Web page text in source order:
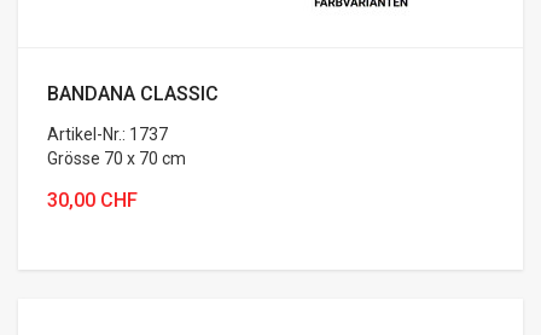
BANDANA CLASSIC
Artikel-Nr.: 1737
Grösse 70 x 70 cm
30,00 CHF